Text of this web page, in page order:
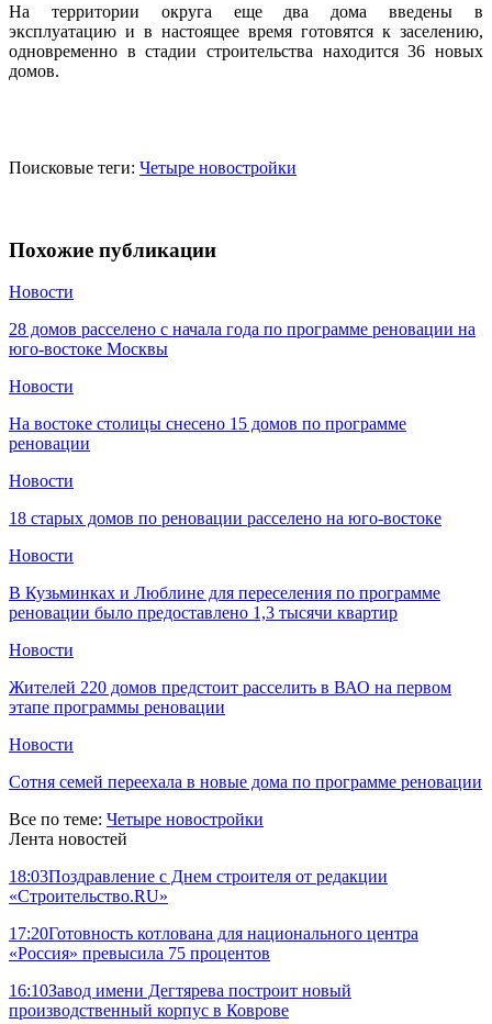
На территории округа еще два дома введены в
эксплуатацию и в настоящее время готовятся к заселению,
одновременно в стадии строительства находится 36 новых
домов.
Поисковые теги: Четыре новостройки
Похожие публикации
Новости
28 домов расселено с начала года по программе реновации на
юго-востоке Москвы
Новости
На востоке столицы снесено 15 домов по программе
реновации
Новости
18 старых домов по реновации расселено на юго-востоке
Новости
В Кузьминках и Люблине для переселения по программе
реновации было предоставлено 1,3 тысячи квартир
Новости
Жителей 220 домов предстоит расселить в ВАО на первом
этапе программы реновации
Новости
Сотня семей переехала в новые дома по программе реновации
Все по теме: Четыре новостройки
Лента новостей
18:03Поздравление с Днем строителя от редакции
«Строительство.RU»
17:20Готовность котлована для национального центра
«Россия» превысила 75 процентов
16:10Завод имени Дегтярева построит новый
производственный корпус в Коврове